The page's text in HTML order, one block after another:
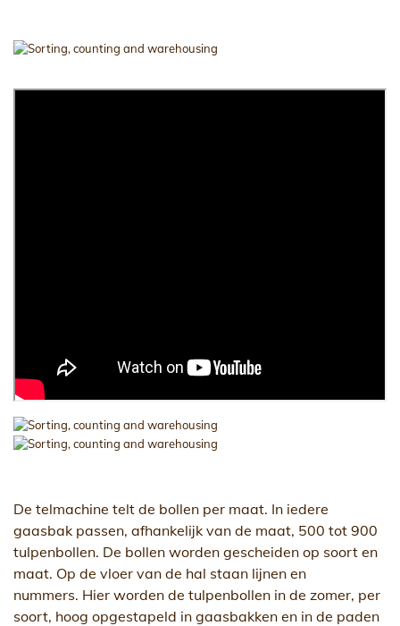
De telmachine telt de bollen per maat. In iedere
gaasbak passen, afhankelijk van de maat, 500 tot 900
tulpenbollen. De bollen worden gescheiden op soort en
maat. Op de vloer van de hal staan lijnen en
nummers. Hier worden de tulpenbollen in de zomer, per
soort, hoog opgestapeld in gaasbakken en in de paden